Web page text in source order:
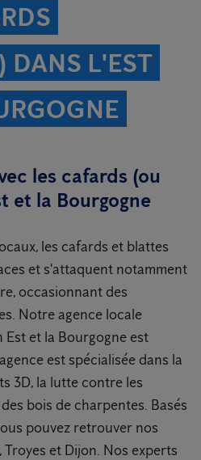
DANS L'EST
les cafards (ou
et la Bourgogne
les cafards et blattes
et s'attaquent notamment
occasionnant des
Notre agence locale
et la Bourgogne est
est spécialisée dans la
3D, la lutte contre les
bois de charpentes. Basés
pouvez retrouver nos
Troyes et Dijon. Nos experts